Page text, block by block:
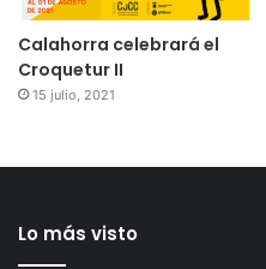
Calahorra celebrará el
Croquetur II
15 julio, 2021
Lo más visto